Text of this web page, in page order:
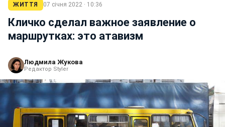
ЖИТТЯ 07 січня 2022 · 10:36
Кличко сделал важное заявление о
маршрутках: это атавизм
Людмила Жукова
Редактор Styler